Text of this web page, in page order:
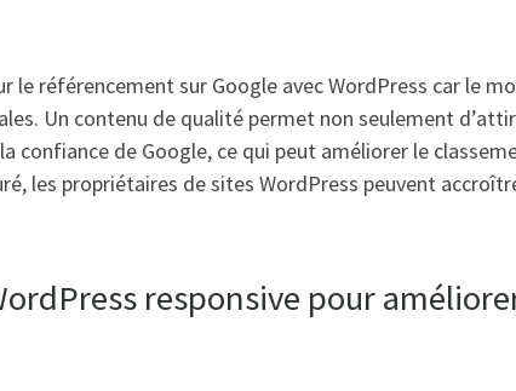
le référencement sur Google avec WordPress car le
Un contenu de qualité permet non seulement
confiance de Google, ce qui peut améliorer le
les propriétaires de sites WordPress peuvent
responsive pour